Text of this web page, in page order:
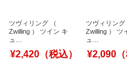
ツヴィリング （
Zwilling ） ツイン キ
ュ…
¥2,420（税込）
ツヴィリング
Zwilling ） ツ
ュ…
¥2,090（